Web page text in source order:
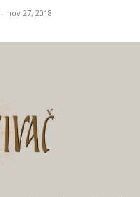
- nov 27, 2018